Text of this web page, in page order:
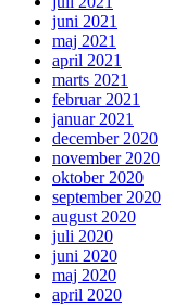
juni 2021
maj 2021
april 2021
marts 2021
februar 2021
januar 2021
december 2020
november 2020
oktober 2020
september 2020
august 2020
juli 2020
juni 2020
maj 2020
april 2020